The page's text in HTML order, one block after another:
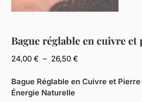
Bague réglable en cuivre et
24,00€ – 26,50€
prix :
Bague Réglable en Cuivre et
Énergie Naturelle